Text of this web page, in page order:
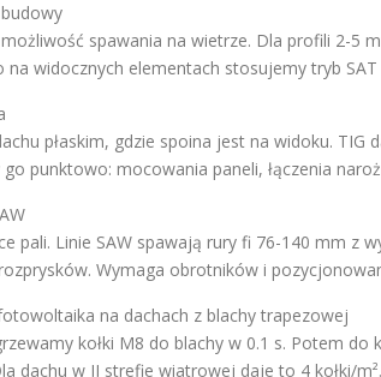
spawania na wietrze. Dla profili 2-5
na widocznych elementach stosujemy tryb
płaskim, gdzie spoina jest na widoku. TIG
punktowo: mocowania paneli, łączenia
pali. Linie SAW spawają rury fi 76-140 mm z
Wymaga obrotników i
na dachach z blachy trapezowej
kołki M8 do blachy w 0.1 s. Potem do
dachu w II strefie wiatrowej daje to 4 kołki/m².